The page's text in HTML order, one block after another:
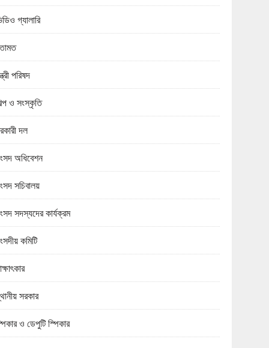
গ্যালারি
পরিষদ
ও সংস্কৃতি
দল
অধিবেশন
সচিবালয়
সদস্যদের কার্যক্রম
কমিটি
সরকার
ও ডেপুটি স্পিকার